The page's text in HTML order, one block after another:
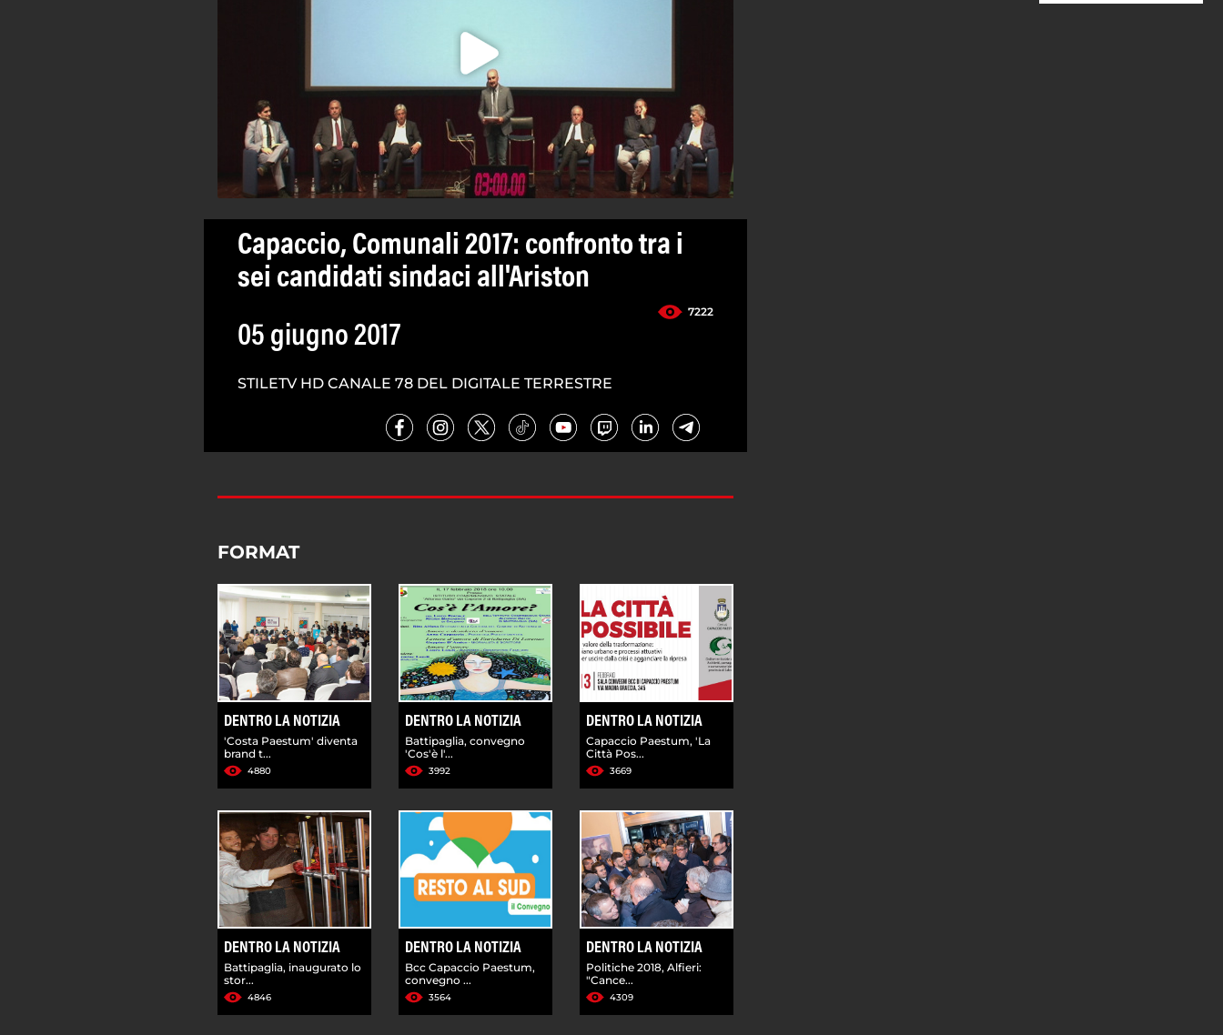
Capaccio, Comunali 2017: confronto tra i
sei candidati sindaci all'Ariston
7222
05 giugno 2017
STILETV HD CANALE 78 DEL DIGITALE TERRESTRE
FORMAT
DENTRO LA NOTIZIA
'Costa Paestum' diventa
brand t...
4880
DENTRO LA NOTIZIA
Battipaglia, convegno
'Cos'è l'...
3992
DENTRO LA NOTIZIA
Capaccio Paestum, 'La
Città Pos...
3669
DENTRO LA NOTIZIA
Battipaglia, inaugurato lo
stor...
4846
DENTRO LA NOTIZIA
Bcc Capaccio Paestum,
convegno ...
3564
DENTRO LA NOTIZIA
Politiche 2018, Alfieri:
"Cance...
4309